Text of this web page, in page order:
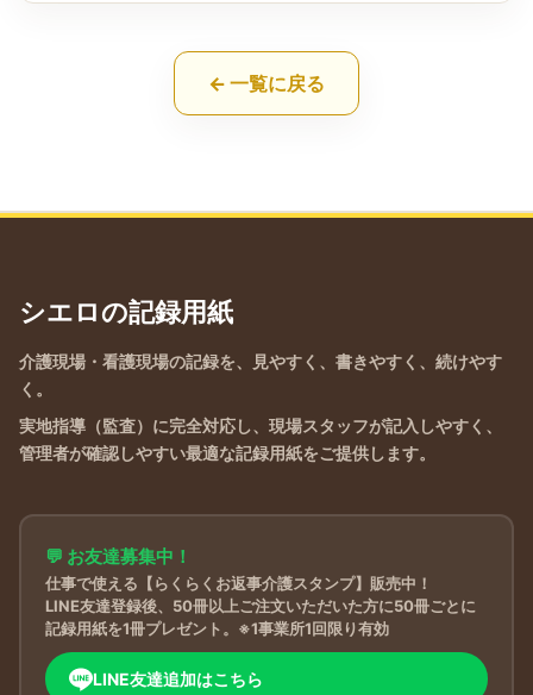
← 一覧に戻る
シエロの記録用紙
介護現場・看護現場の記録を、見やすく、書きやすく、続けやす
く。
実地指導（監査）に完全対応し、現場スタッフが記入しやすく、
管理者が確認しやすい最適な記録用紙をご提供します。
💬 お友達募集中！
仕事で使える【らくらくお返事介護スタンプ】販売中！
LINE友達登録後、50冊以上ご注文いただいた方に50冊ごとに
記録用紙を1冊プレゼント。※1事業所1回限り有効
LINE友達追加はこちら